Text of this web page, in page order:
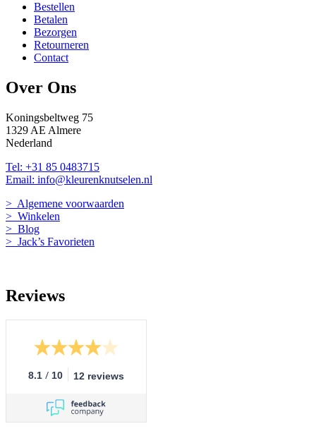
Bestellen
Betalen
Bezorgen
Retourneren
Contact
Over Ons
Koningsbeltweg 75
1329 AE Almere
Nederland
Tel: +31 85 0483715
Email: info@kleurenknutselen.nl
> Algemene voorwaarden
> Winkelen
> Blog
> Jack’s Favorieten
Reviews
8.1 / 10 12 reviews